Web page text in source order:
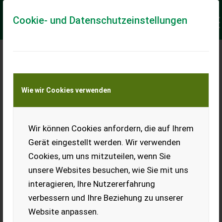
Cookie- und Datenschutzeinstellungen
Wie wir Cookies verwenden
Wir können Cookies anfordern, die auf Ihrem
Gerät eingestellt werden. Wir verwenden
Cookies, um uns mitzuteilen, wenn Sie
unsere Websites besuchen, wie Sie mit uns
interagieren, Ihre Nutzererfahrung
verbessern und Ihre Beziehung zu unserer
Website anpassen.
Meine Transportkostenanfrage
Transport von Land- und Baumaschinen –
KEINE Tiertransporte
Ladeort
Ort